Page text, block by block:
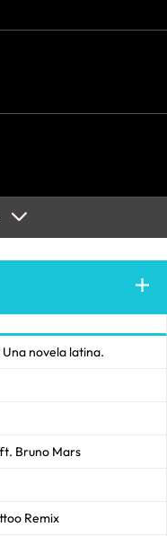
novela latina.
Bruno Mars
Remix